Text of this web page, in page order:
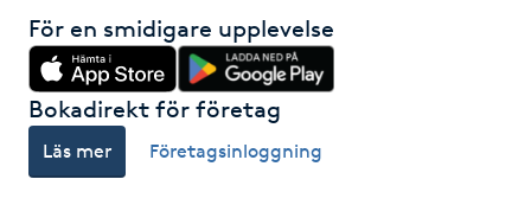
Herrklippning
HIFU
För en smidigare upplevelse
Bokadirekt för företag
Läs mer Företagsinloggning